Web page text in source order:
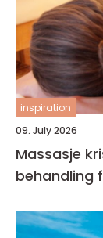
inspiration
09. July 2026
Massasje
behandling